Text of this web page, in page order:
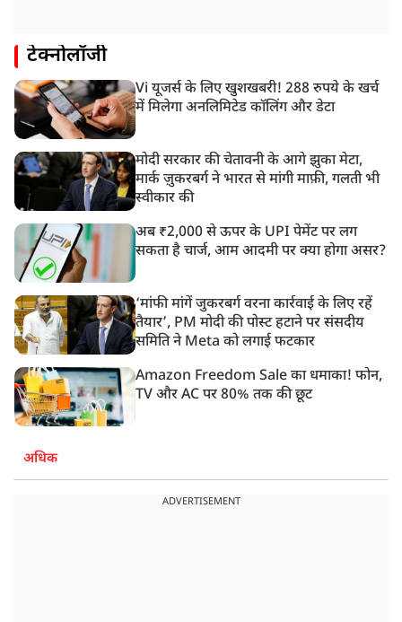
टेक्नोलॉजी
Vi यूजर्स के लिए खुशखबरी! 288 रुपये के खर्च
में मिलेगा अनलिमिटेड कॉलिंग और डेटा
मोदी सरकार की चेतावनी के आगे झुका मेटा,
मार्क ज़ुकरबर्ग ने भारत से मांगी माफ़ी, गलती भी
स्वीकार की
अब ₹2,000 से ऊपर के UPI पेमेंट पर लग
सकता है चार्ज, आम आदमी पर क्या होगा असर?
‘मांफी मांगें जुकरबर्ग वरना कार्रवाई के लिए रहें
तैयार’, PM मोदी की पोस्ट हटाने पर संसदीय
समिति ने Meta को लगाई फटकार
Amazon Freedom Sale का धमाका! फोन,
TV और AC पर 80% तक की छूट
अधिक
ADVERTISEMENT